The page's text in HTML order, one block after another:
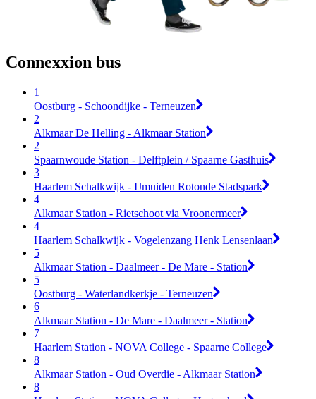
Connexxion bus
1
Oostburg - Schoondijke - Terneuzen
2
Alkmaar De Helling - Alkmaar Station
2
Spaarnwoude Station - Delftplein / Spaarne Gasthuis
3
Haarlem Schalkwijk - IJmuiden Rotonde Stadspark
4
Alkmaar Station - Rietschoot via Vroonermeer
4
Haarlem Schalkwijk - Vogelenzang Henk Lensenlaan
5
Alkmaar Station - Daalmeer - De Mare - Station
5
Oostburg - Waterlandkerkje - Terneuzen
6
Alkmaar Station - De Mare - Daalmeer - Station
7
Haarlem Station - NOVA College - Spaarne College
8
Alkmaar Station - Oud Overdie - Alkmaar Station
8